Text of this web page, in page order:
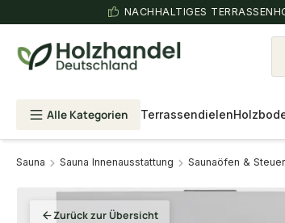
NACHHALTIGES
Alle Kategorien Terrassendielen
Sauna Sauna Innenausstattung Saunaöfen &
Zurück zur Übersicht